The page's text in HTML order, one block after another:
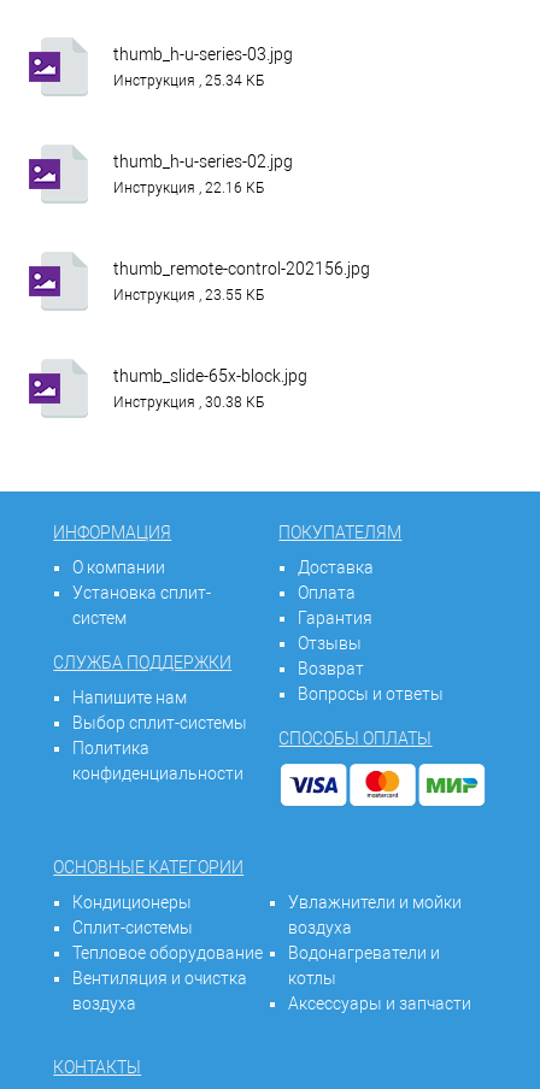
thumb_h-u-series-03.jpg
Инструкция , 25.34 КБ
thumb_h-u-series-02.jpg
Инструкция , 22.16 КБ
thumb_remote-control-202156.jpg
Инструкция , 23.55 КБ
thumb_slide-65x-block.jpg
Инструкция , 30.38 КБ
ИНФОРМАЦИЯ
О компании
Установка сплит-
систем
СЛУЖБА ПОДДЕРЖКИ
Напишите нам
Выбор сплит-системы
Политика
конфиденциальности
ПОКУПАТЕЛЯМ
Доставка
Оплата
Гарантия
Отзывы
Возврат
Вопросы и ответы
СПОСОБЫ ОПЛАТЫ
ОСНОВНЫЕ КАТЕГОРИИ
Кондиционеры
Сплит-системы
Тепловое оборудование
Вентиляция и очистка
воздуха
Увлажнители и мойки
воздуха
Водонагреватели и
котлы
Аксессуары и запчасти
КОНТАКТЫ